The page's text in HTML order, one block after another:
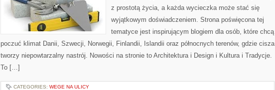
z prostotą życia, a każda wycieczka może stać się
wyjątkowym doświadczeniem. Strona poświęcona tej
tematyce jest inspirującym blogiem dla osób, które chcą
poczuć klimat Danii, Szwecji, Norwegii, Finlandii, Islandii oraz północnych terenów, gdzie cisza
tworzy niepowtarzalny nastrój. Nowości na stronie to Architektura i Design i Kultura i Tradycje.
To […]
CATEGORIES: WEGE NA ULICY